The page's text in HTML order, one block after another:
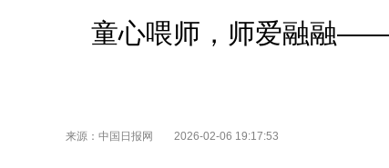
童心喂师，师爱融融——
来源：中国日报网 2026-02-06 19:17:53